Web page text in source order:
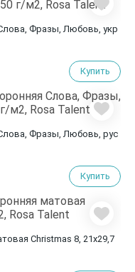
Фразы, Любовь, укр
Купить
Фразы, Любовь, рус
Купить
Christmas 8, 21х29,7